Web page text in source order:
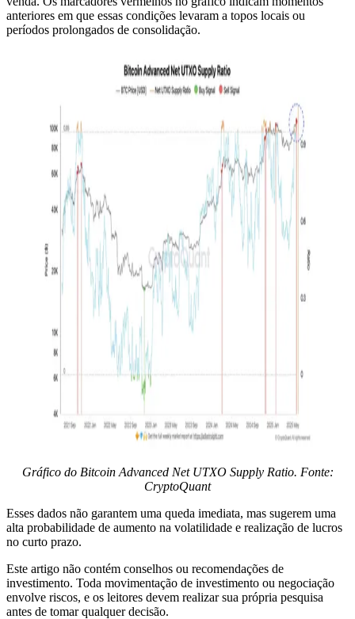
anteriores em que essas condições levaram a topos locais ou
períodos prolongados de consolidação.
Gráfico do Bitcoin Advanced Net UTXO Supply Ratio. Fonte:
CryptoQuant
Esses dados não garantem uma queda imediata, mas sugerem uma
alta probabilidade de aumento na volatilidade e realização de lucros
no curto prazo.
Este artigo não contém conselhos ou recomendações de
investimento. Toda movimentação de investimento ou negociação
envolve riscos, e os leitores devem realizar sua própria pesquisa
antes de tomar qualquer decisão.